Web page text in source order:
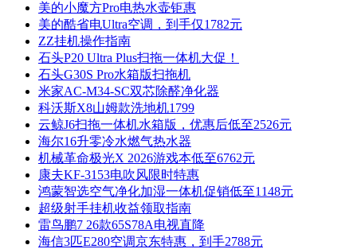
美的小魔方Pro电热水壶钜惠
美的酷省电Ultra空调，到手仅1782元
ZZ挂机操作指南
石头P20 Ultra Plus扫拖一体机大促！
石头G30S Pro水箱版扫拖机
米家AC-M34-SC双芯除醛净化器
科沃斯X8山姆款洗地机1799
云鲸J6扫拖一体机水箱版，优惠后低至2526元
海尔16升零冷水燃气热水器
机械革命极光X 2026游戏本低至6762元
康夫KF-3153电吹风限时特惠
鸿蒙智选空气净化加湿一体机促销低至1148元
超级射手挂机收益领取指南
雷鸟鹏7 26款65S78A电视直降
海信3匹E280空调京东特惠，到手2788元